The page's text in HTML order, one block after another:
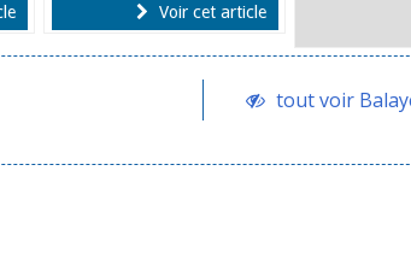
Voir cet article
tout voir